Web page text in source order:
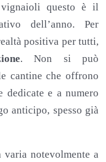
questo è il
dell’anno. Per
positiva per tutti,
. Non si può
cantine che offrono
dedicate e a numero
anticipo, spesso già
notevolmente a